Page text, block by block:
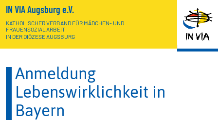
IN VIA Augsburg e.V.
KATHOLISCHER VERBAND FÜR MÄDCHEN- UND
FRAUENSOZIALARBEIT
IN DER DIÖZESE AUGSBURG
Anmeldung
Lebenswirklichkeit in
Bayern